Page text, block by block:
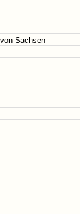
Sachsen